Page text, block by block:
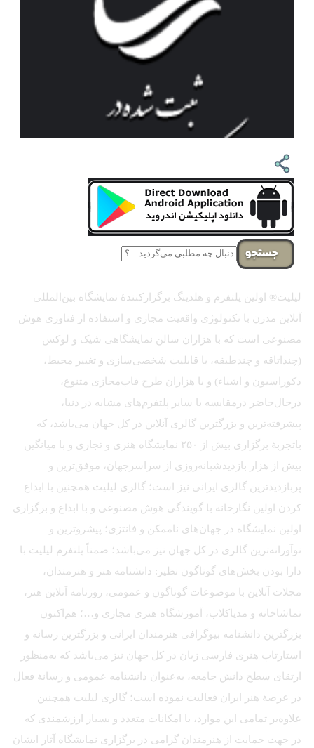
جستجو
لیلیت® اولین پلتفرم و هلدینگ برگزارکنندهٔ نمایشگاه بین‌المللی
آنلاین مدرن با تکنولوژی واقعیت مجازی و استفاده از فناوری هوش
مصنوعی است که با هزاران سالن نمایشگاهی شیک و لوکس
(چنداتاقه و چندطبقه، با قابلیت شخصی‌سازی و تغییر محیط،
دکوراسیون و اشیاء) و با هزاران طرح قاب‌مجازی متنوع،
درحال‌حاضر درمقایسه با سایر پلتفرم‌های مشابه در دنیا،
پیشرفته‌ترین و بزرگترین گالری آنلاین در کل جهان می‌باشد، که
باتجربهٔ برگزاری بیش از ۲۵۰ نمایشگاه هنری و تجاری و با میانگین
بیش از هزار بازدیدشبانه‌روزی از سراسرجهان، موفق‌ترین و
پربازدیدترین گالری ایرانی نیز است؛ گالری لیلیت همچنین با ابداع
کردن اولین نگارخانه با گویندگی هوش مصنوعی و با ابداع و برگزاری
اولین نمایشگاه در جهان‌های ناممکن و فانتزی؛ پیشروترین و
نوآورانه‌ترین گالری در کل جهان نیز می‌باشد؛ ضمناً پلتفرم لیلیت با
دارا بودن بخش‌های گوناگون نظیر: دانشنامه هنر و هنرمندان،
مجلات آنلاین با موضوعات گوناگون و عمومی، روزنامه آنلاین هنر،
تماشاخانه و مدیاکلاب، آموزشگاه هنری مجازی و…؛ هم‌اکنون
بزرگترین دانشنامه بیوگرافی هنرمندان ایرانی و بزرگترین رسانه و
استارتاپ هنری فارسی زبان در کل جهان نیز می‌باشد که به‌منظور
ارتقای سطح دانش جامعه، به‌عنوان دانشنامه عمومی و رسانهٔ فعال
در عرصهٔ هنر ایران فعالیت نموده است؛ گالری لیلیت همچنین
علاوه‌بر تمامی این موارد، با امکانات متعدد و بسیار ارزشمندی که
در جهت حمایت از هنرمندان گرامی در برگزاری نمایشگاه آثار ایشان